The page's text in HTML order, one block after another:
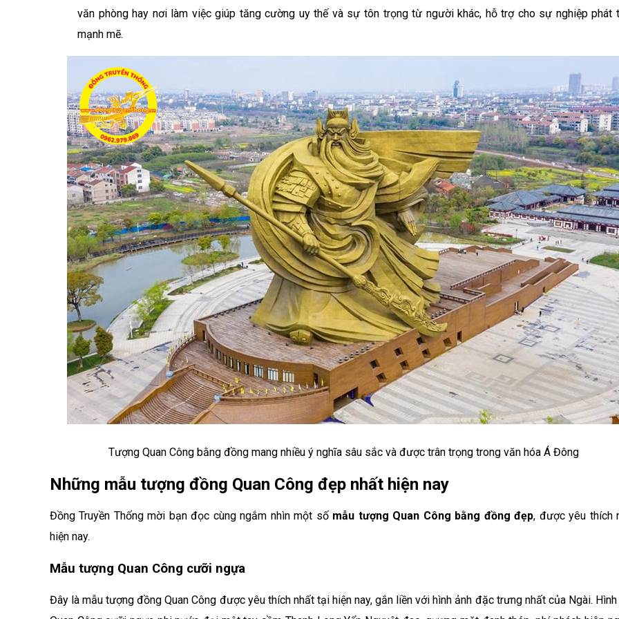
văn phòng hay nơi làm việc giúp tăng cường uy thế và sự tôn trọng từ người khác, hỗ trợ cho sự nghiệp phát
mạnh mẽ.
Tượng Quan Công bằng đồng mang nhiều ý nghĩa sâu sắc và được trân trọng trong văn hóa Á Đông
Những mẫu tượng đồng Quan Công đẹp nhất hiện nay
Đồng Truyền Thống mời bạn đọc cùng ngắm nhìn một số mẫu tượng Quan Công bằng đồng đẹp, được yêu thích
hiện nay.
Mẫu tượng Quan Công cưỡi ngựa
Đây là mẫu tượng đồng Quan Công được yêu thích nhất tại hiện nay, gắn liền với hình ảnh đặc trưng nhất của Ngài. Hình